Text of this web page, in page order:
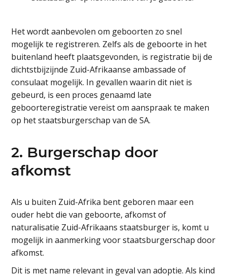
Het wordt aanbevolen om geboorten zo snel
mogelijk te registreren. Zelfs als de geboorte in het
buitenland heeft plaatsgevonden, is registratie bij de
dichtstbijzijnde Zuid-Afrikaanse ambassade of
consulaat mogelijk. In gevallen waarin dit niet is
gebeurd, is een proces genaamd late
geboorteregistratie vereist om aanspraak te maken
op het staatsburgerschap van de SA.
2. Burgerschap door
afkomst
Als u buiten Zuid-Afrika bent geboren maar een
ouder hebt die van geboorte, afkomst of
naturalisatie Zuid-Afrikaans staatsburger is, komt u
mogelijk in aanmerking voor staatsburgerschap door
afkomst.
Dit is met name relevant in geval van adoptie. Als kind